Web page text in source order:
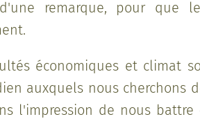
remarque, pour que
économiques et climat
auxquels nous cherchons
l'impression de nous